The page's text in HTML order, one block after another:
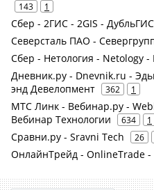
143 1
Сбер - 2ГИС - 2GIS - ДубльГИС
Северсталь ПАО -
Сбер - Нетология - Netology -
Дневник.ру - Dnevnik.ru -
энд Девелопмент
362 1
МТС Линк - Вебинар.ру -
Вебинар Технологии
634 1
Сравни.ру - Sravni Tech 26
ОнлайнТрейд - OnlineTrade